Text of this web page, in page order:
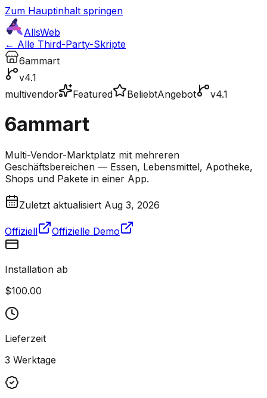
Zum Hauptinhalt springen
AllsWeb
← Alle Third-Party-Skripte
6ammart
v4.1
multivendor
Featured BeliebtAngebot v4.1
6ammart
Multi-Vendor-Marktplatz mit mehreren
Geschäftsbereichen — Essen, Lebensmittel, Apotheke,
Shops und Pakete in einer App.
Zuletzt aktualisiert Aug 3, 2026
Offiziell Offizielle Demo
Installation ab
$100.00
Lieferzeit
3 Werktage